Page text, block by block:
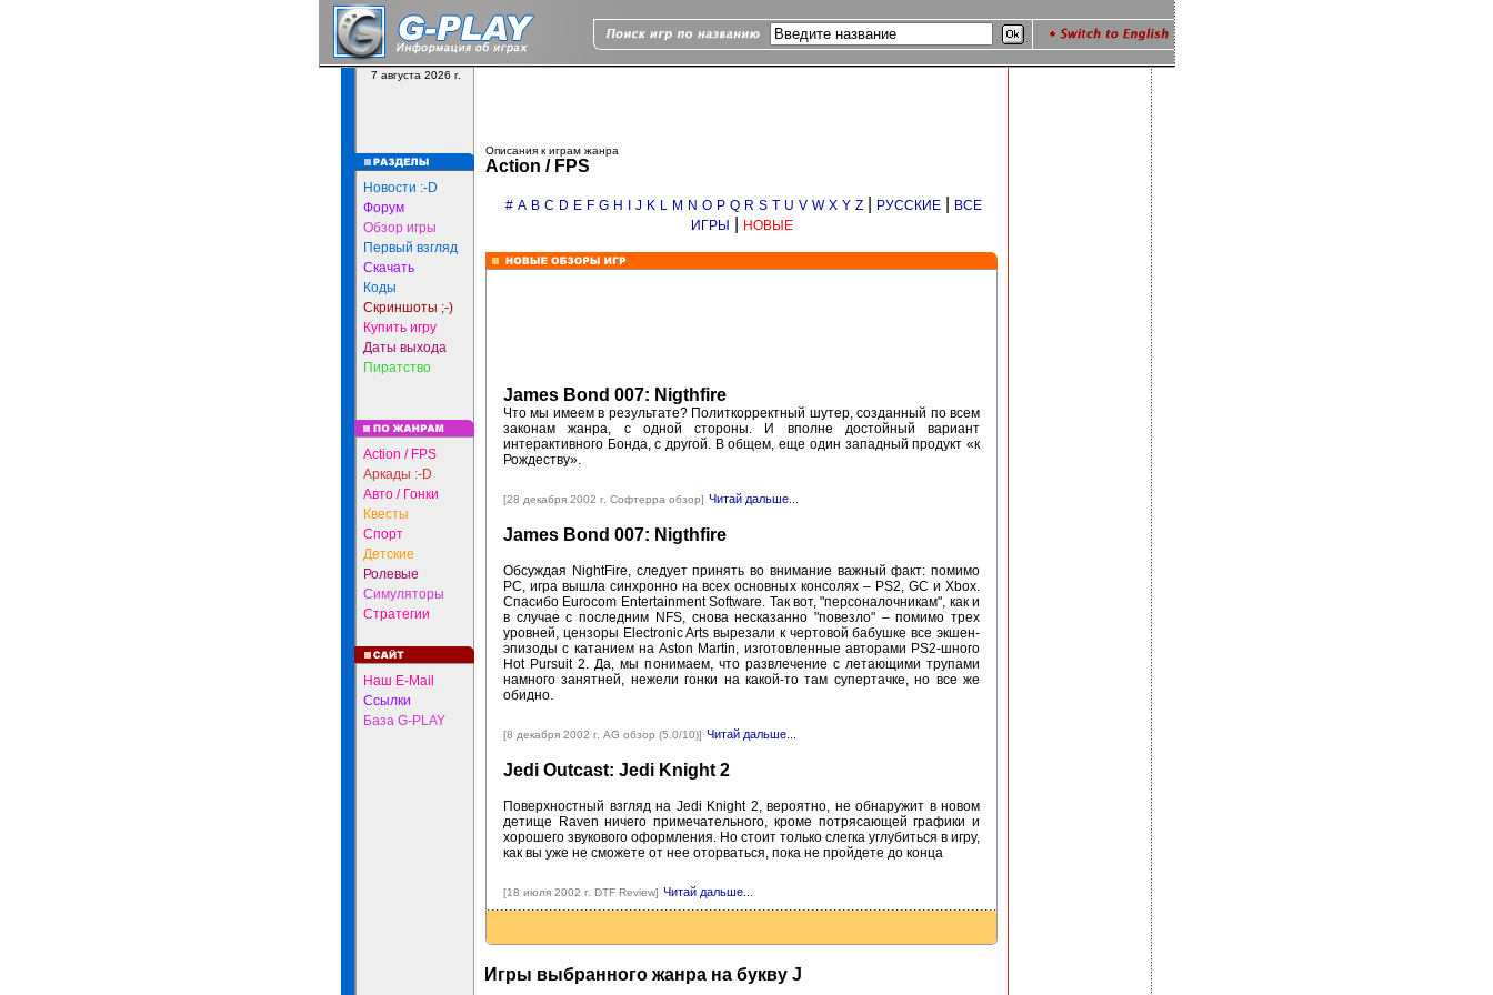
7 августа 2026 г.
Новости :-D
Форум
Обзор игры
Первый взгляд
Скачать
Коды
Скриншоты ;-)
Купить игру
Даты выхода
Пиратство
Action / FPS
Аркады :-D
Авто / Гонки
Квесты
Спорт
Детские
Ролевые
Симуляторы
Стратегии
Наш E-Mail
Ссылки
База G-PLAY
Описания к играм жанра
Action / FPS
# A B C D E F G H J K L M N O P Q R S T U V W X Y Z РУССКИЕ
ВСЕ
ИГРЫ
НОВЫЕ
James Bond 007: Nigthfire
Что мы имеем в результате? Политкорректный шутер, созданный по всем
законам жанра, с одной стороны. И вполне достойный вариант
интерактивного Бонда, с другой. В общем, еще один западный продукт «к
Рождеству».
[28 декабря 2002 г. Софтерра обзор] Читай дальше...
James Bond 007: Nigthfire
Обсуждая NightFire, следует принять во внимание важный факт: помимо
РС, игра вышла синхронно на всех основных консолях – PS2, GC и Xbox.
Спасибо Eurocom Entertainment Software. Так вот, "персоналочникам", как и
в случае с последним NFS, снова несказанно "повезло" – помимо трех
уровней, цензоры Electronic Arts вырезали к чертовой бабушке все экшен-
эпизоды с катанием на Aston Martin, изготовленные авторами PS2-шного
Hot Pursuit 2. Да, мы понимаем, что развлечение с летающими трупами
намного занятней, нежели гонки на какой-то там супертачке, но все же
обидно.
[8 декабря 2002 г. AG обзор (5.0/10)] Читай дальше...
Jedi Outcast: Jedi Knight 2
Поверхностный взгляд на Jedi Knight 2, вероятно, не обнаружит в новом
детище Raven ничего примечательного, кроме потрясающей графики и
хорошего звукового оформления. Но стоит только слегка углубиться в игру,
как вы уже не сможете от нее оторваться, пока не пройдете до конца
[18 июля 2002 г. DTF Review] Читай дальше...
Игры выбранного жанра на букву J